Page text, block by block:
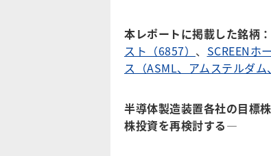
本レポートに掲載した銘柄 ：
スト（6857） 、 SCREENホ
ス（ASML、アムステルダム
半導体製造装置各社の目標
株投資を再検討する―